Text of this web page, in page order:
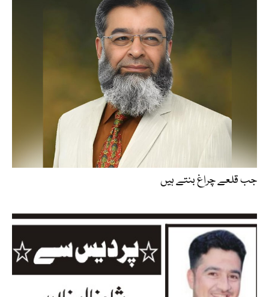
جب قلعے چراغ بنتے ہیں